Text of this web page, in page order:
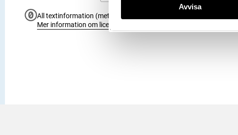
Avvisa
All textinformation (metadata) på denna sida är fri att använda
Mer information om licenser hos Statens historiska museer.